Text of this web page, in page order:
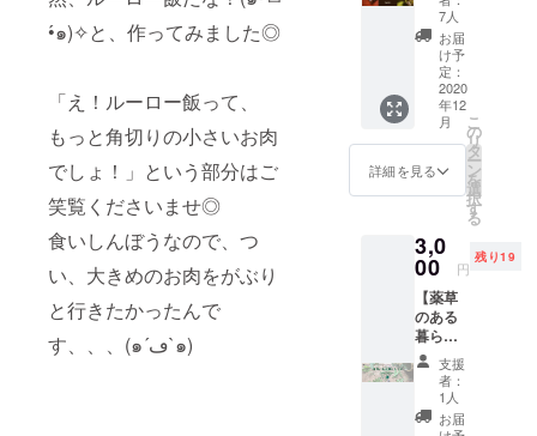
•́๑)✧と、作ってみました◎
「え！ルーロー飯って、
もっと角切りの小さいお肉
でしょ！」という部分はご
笑覧くださいませ◎
食いしんぼうなので、つ
い、大きめのお肉をがぶり
と行きたかったんで
す、、、(๑´ڡ`๑)
刊。
薬草の
基礎を
簡単に
まとめ
た、
「はじ
める野
草暮ら
しの
特別に
同梱！
お茶は
下記か
ら選べ
ます◎
【選べ
る薬草
茶】 ・
熊本八
ラル
コーラ
シロッ
プもし
くは満
月のエ
キゾ
チック
ジン
ジャ
エー
送料880
円込※ 1
本で約
6~7杯分
のドリ
ンクが
つくれ
る、お
試し用
サイ
7人
お届
け予
定：
2020
年12
月
詳細を見る
こ
の
リ
タ
ー
ン
を
選
択
す
る
3,0
00 円
残り19
【薬草
のある
暮らし
ラボ
（オン
ライン
サロ
ン）体
支援
者：
1人
お届